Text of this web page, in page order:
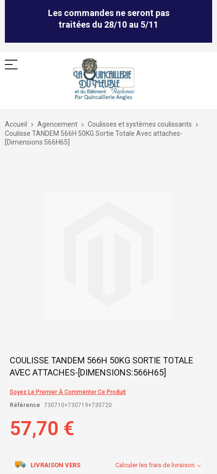
Les commandes ne seront pas
traitées du 28/10 au 5/11
Allez
contenu
Accueil Agencement
Coulisses et systèmes coulissants
Coulisse TANDEM 566H 50KG Sortie Totale Avec attaches-
[Dimensions:566H65]
Skip
the
of
images
COULISSE TANDEM 566H 50KG SORTIE TOTALE
AVEC ATTACHES-[DIMENSIONS:566H65]
Soyez Le Premier À Commenter Ce Produit
Référence
730710+730719+730720
57,70 €
LIVRAISON VERS Calculer les frais de livraison